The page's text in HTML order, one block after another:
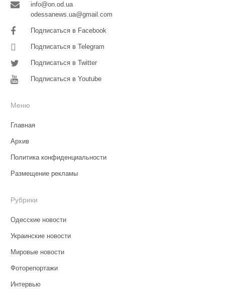
info@on.od.ua
odessanews.ua@gmail.com
Подписаться в Facebook
Подписаться в Telegram
Подписаться в Twitter
Подписаться в Youtube
Меню
Главная
Архив
Политика конфиденциальности
Размещение рекламы
Рубрики
Одесские новости
Украинские новости
Мировые новости
Фоторепортажи
Интервью